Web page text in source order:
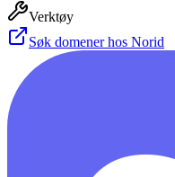
Verktøy
Søk domener hos Norid